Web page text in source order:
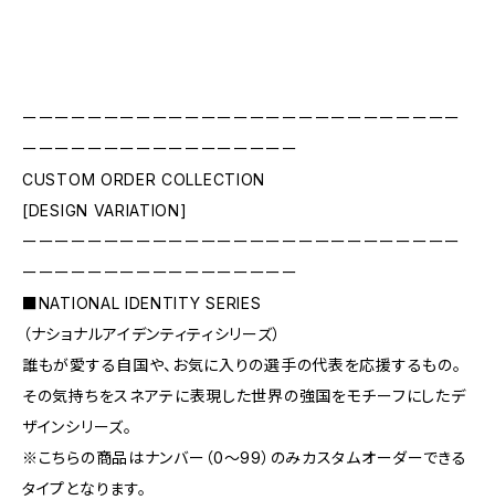
ーーーーーーーーーーーーーーーーーーーーーーーーーーー
ーーーーーーーーーーーーーーーーー
CUSTOM ORDER COLLECTION
[DESIGN VARIATION]
ーーーーーーーーーーーーーーーーーーーーーーーーーーー
ーーーーーーーーーーーーーーーーー
■NATIONAL IDENTITY SERIES
（ナショナルアイデンティティシリーズ）
誰もが愛する自国や、お気に入りの選手の代表を応援するもの。
その気持ちをスネアテに表現した世界の強国をモチーフにしたデ
ザインシリーズ。
※こちらの商品はナンバー（0〜99）のみカスタムオーダーできる
タイプとなります。